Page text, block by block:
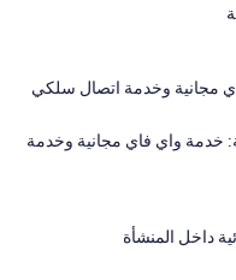
مجانية وخدمة اتصال سلكي
خدمة واي فاي مجانية وخدمة
داخل المنشأة